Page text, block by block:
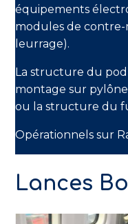
équipements
modules de
leurrage).
La structure du
montage sur
ou la structure du
Opérationnels sur
Lances